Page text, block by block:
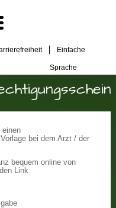
Einfache
Sprache
einen
bei dem Arzt / der
bequem online von
Link